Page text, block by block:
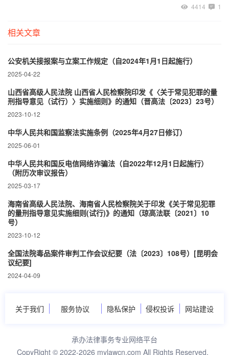
4414 1
相关文章
公安机关接报案与立案工作规定（自2024年1月1日起施行）
2025-04-22
山西省高级人民法院 山西省人民检察院印发《〈关于常见犯罪的量
刑指导意见（试行）〉实施细则》的通知（晋高法〔2023〕23号）
2023-10-12
中华人民共和国监察法实施条例（2025年4月27日修订）
2025-06-01
中华人民共和国反电信网络诈骗法（自2022年12月1日起施行）
（附历次审议报告）
2025-03-17
海南省高级人民法院、海南省人民检察院关于印发《关于常见犯罪
的量刑指导意见实施细则(试行)》的通知（琼高法联〔2021〕10
号）
2023-10-12
全国法院毒品案件审判工作会议纪要（法〔2023〕108号）[昆明会
议纪要]
2024-04-09
关于我们 服务协议 隐私保护 侵权投诉 网站建设
承办法律事务专业网络平台
CopyRight © 2022-2026 mylawcn.com All Rights Reserved.